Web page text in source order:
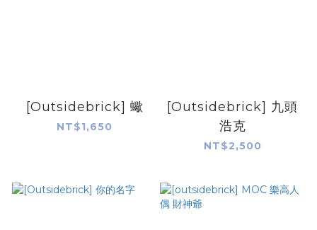
[Outsidebrick] 蠍
NT$1,650
[Outsidebrick] 九頭
浩克
NT$2,500